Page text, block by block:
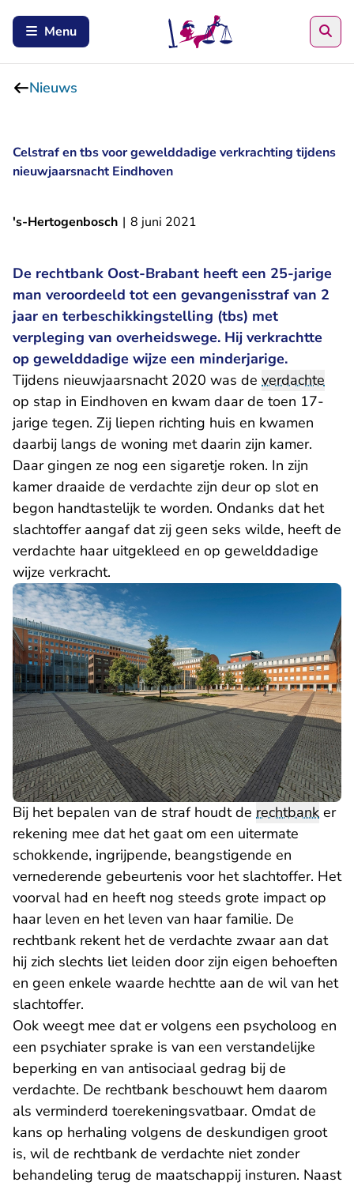
Menu
Nieuws
Celstraf en tbs voor gewelddadige verkrachting tijdens
nieuwjaarsnacht Eindhoven
's-Hertogenbosch | 8 juni 2021
De rechtbank Oost-Brabant heeft een 25-jarige
man veroordeeld tot een gevangenisstraf van 2
jaar en terbeschikkingstelling (tbs) met
verpleging van overheidswege. Hij verkrachtte
op gewelddadige wijze een minderjarige.
Tijdens nieuwjaarsnacht 2020 was de verdachte
op stap in Eindhoven en kwam daar de toen 17-
jarige tegen. Zij liepen richting huis en kwamen
daarbij langs de woning met daarin zijn kamer.
Daar gingen ze nog een sigaretje roken. In zijn
kamer draaide de verdachte zijn deur op slot en
begon handtastelijk te worden. Ondanks dat het
slachtoffer aangaf dat zij geen seks wilde, heeft de
verdachte haar uitgekleed en op gewelddadige
wijze verkracht.
Bij het bepalen van de straf houdt de rechtbank er
rekening mee dat het gaat om een uitermate
schokkende, ingrijpende, beangstigende en
vernederende gebeurtenis voor het slachtoffer. Het
voorval had en heeft nog steeds grote impact op
haar leven en het leven van haar familie. De
rechtbank rekent het de verdachte zwaar aan dat
hij zich slechts liet leiden door zijn eigen behoeften
en geen enkele waarde hechtte aan de wil van het
slachtoffer.
Ook weegt mee dat er volgens een psycholoog en
een psychiater sprake is van een verstandelijke
beperking en van antisociaal gedrag bij de
verdachte. De rechtbank beschouwt hem daarom
als verminderd toerekeningsvatbaar. Omdat de
kans op herhaling volgens de deskundigen groot
is, wil de rechtbank de verdachte niet zonder
behandeling terug de maatschappij insturen. Naast